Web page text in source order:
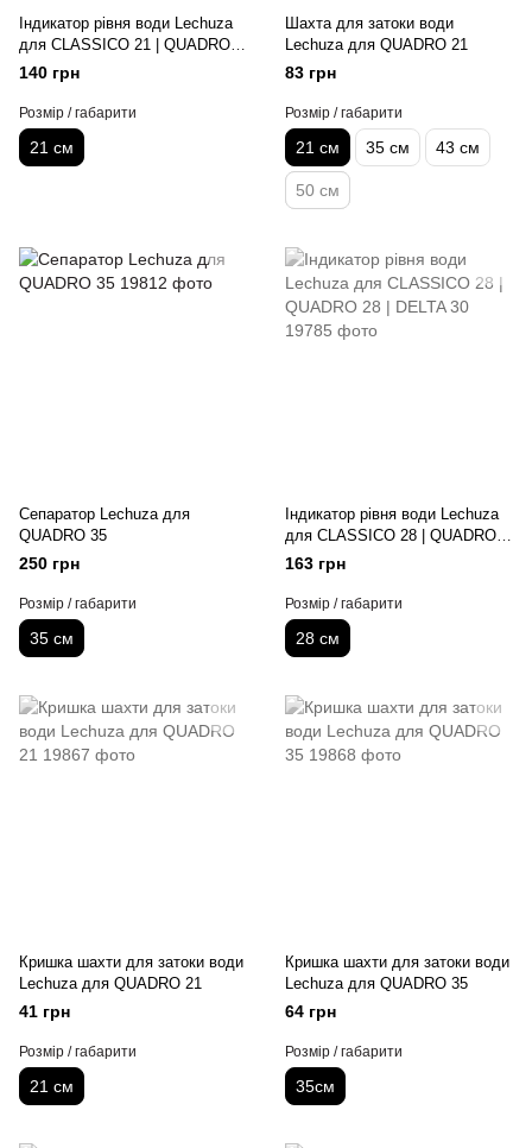
Індикатор рівня води Lechuza
для CLASSICO 21 | QUADRO
21 | RUSTICO 21
140 грн
Розмір / габарити
21 см
Шахта для затоки води
Lechuza для QUADRO 21
83 грн
Розмір / габарити
21 см 35 см 43 см
50 см
Сепаратор Lechuza для
QUADRO 35
250 грн
Розмір / габарити
35 см
Індикатор рівня води Lechuza
для CLASSICO 28 | QUADRO
28 | DELTA 30
163 грн
Розмір / габарити
28 см
Кришка шахти для затоки води
Lechuza для QUADRO 21
41 грн
Розмір / габарити
21 см
Кришка шахти для затоки води
Lechuza для QUADRO 35
64 грн
Розмір / габарити
35см